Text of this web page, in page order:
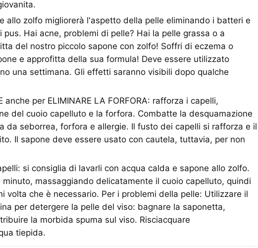
allo zolfo migliorerà l'aspetto della pelle eliminando i batteri e
Hai acne, problemi di pelle? Hai la pelle grassa o a
del nostro piccolo sapone con zolfo! Soffri di eczema o
e approfitta della sua formula! Deve essere utilizzato
una settimana. Gli effetti saranno visibili dopo qualche
anche per ELIMINARE LA FORFORA: rafforza i capelli,
del cuoio capelluto e la forfora. Combatte la desquamazione
da seborrea, forfora e allergie. Il fusto dei capelli si rafforza e il
Il sapone deve essere usato con cautela, tuttavia, per non
si consiglia di lavarli con acqua calda e sapone allo zolfo.
minuto, massaggiando delicatamente il cuoio capelluto, quindi
volta che è necessario. Per i problemi della pelle: Utilizzare il
per detergere la pelle del viso: bagnare la saponetta,
la morbida spuma sul viso. Risciacquare
tiepida.